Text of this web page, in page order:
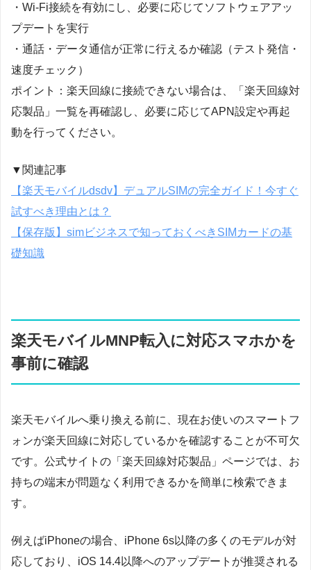
・Wi-Fi接続を有効にし、必要に応じてソフトウェアアッ
プデートを実行
・通話・データ通信が正常に行えるか確認（テスト発信・
速度チェック）
ポイント：楽天回線に接続できない場合は、「楽天回線対
応製品」一覧を再確認し、必要に応じてAPN設定や再起
動を行ってください。
▼関連記事
【楽天モバイルdsdv】デュアルSIMの完全ガイド！今すぐ
試すべき理由とは？
【保存版】simビジネスで知っておくべきSIMカードの基
礎知識
楽天モバイルMNP転入に対応スマホかを
事前に確認
楽天モバイルへ乗り換える前に、現在お使いのスマートフ
ォンが楽天回線に対応しているかを確認することが不可欠
です。公式サイトの「楽天回線対応製品」ページでは、お
持ちの端末が問題なく利用できるかを簡単に検索できま
す。
例えばiPhoneの場合、iPhone 6s以降の多くのモデルが対
応しており、iOS 14.4以降へのアップデートが推奨される